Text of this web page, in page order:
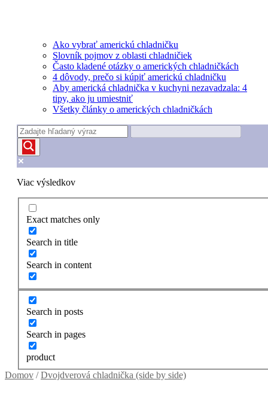
Ako vybrať americkú chladničku
Slovník pojmov z oblasti chladničiek
Často kladené otázky o amerických chladničkách
4 dôvody, prečo si kúpiť americkú chladničku
Aby americká chladnička v kuchyni nezavadzala: 4
tipy, ako ju umiestniť
Všetky články o amerických chladničkách
Viac výsledkov
Exact matches only
Search in title
Search in content
Search in posts
Search in pages
product
Domov /Dvojdverová chladnička (side by side)